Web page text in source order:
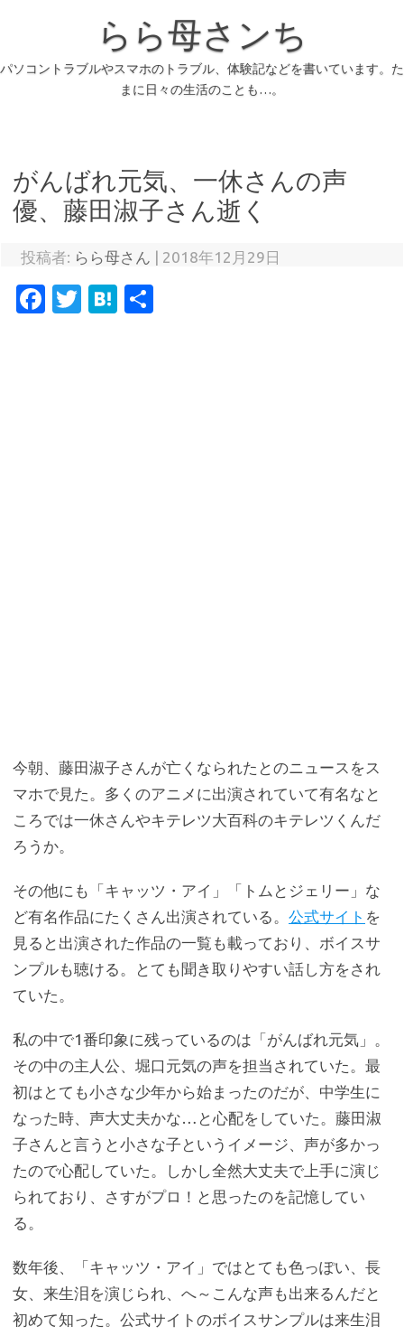
らら母さンち
パソコントラブルやスマホのトラブル、体験記などを書いています。た
まに日々の生活のことも…。
がんばれ元気、一休さんの声
優、藤田淑子さん逝く
投稿者: らら母さん | 2018年12月29日
Fa
T
H
今朝、藤田淑子さんが亡くなられたとのニュースをス
マホで見た。多くのアニメに出演されていて有名なと
ころでは一休さんやキテレツ大百科のキテレツくんだ
ろうか。
その他にも「キャッツ・アイ」「トムとジェリー」な
ど有名作品にたくさん出演されている。 公式サイト を
見ると出演された作品の一覧も載っており、ボイスサ
ンプルも聴ける。とても聞き取りやすい話し方をされ
ていた。
私の中で1番印象に残っているのは「がんばれ元気」。
その中の主人公、堀口元気の声を担当されていた。最
初はとても小さな少年から始まったのだが、中学生に
なった時、声大丈夫かな…と心配をしていた。藤田淑
子さんと言うと小さな子というイメージ、声が多かっ
たので心配していた。しかし全然大丈夫で上手に演じ
られており、さすがプロ！と思ったのを記憶してい
る。
数年後、「キャッツ・アイ」ではとても色っぽい、長
女、来生泪を演じられ、へ～こんな声も出来るんだと
初めて知った。公式サイトのボイスサンプルは来生泪